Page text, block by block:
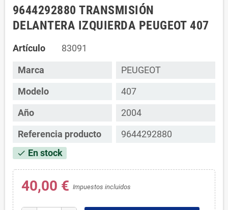
9644292880 TRANSMISIÓN
DELANTERA IZQUIERDA PEUGEOT 407
Artículo 83091
Marca
PEUGEOT
Modelo
407
Año
2004
Referencia producto
9644292880
check En stock
40,00 € Impuestos incluidos